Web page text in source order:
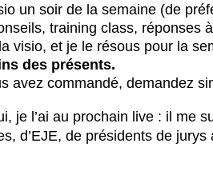
un soir de la semaine (de
training class,
visio, et je le résous pour la
des présents.
avez commandé, demandez
je l’ai au prochain live : il me
d’EJE, de présidents de